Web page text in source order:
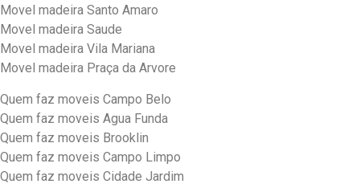
Movel madeira Santo Amaro
Movel madeira Saude
Movel madeira Vila Mariana
Movel madeira Praça da Arvore
Quem faz moveis Campo Belo
Quem faz moveis Agua Funda
Quem faz moveis Brooklin
Quem faz moveis Campo Limpo
Quem faz moveis Cidade Jardim